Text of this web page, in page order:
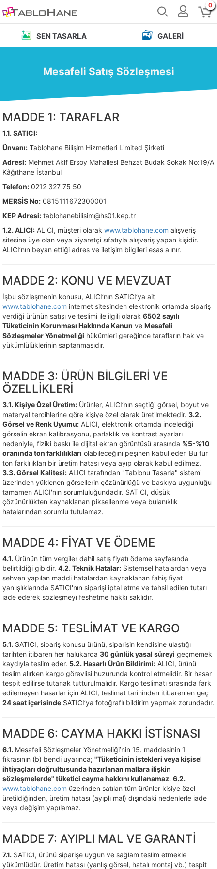
0
SEN TASARLA GALERI
Mesafeli Satış Sözleşmesi
MADDE 1: TARAFLAR
1.1. SATICI:
Ünvanı: Tablohane Bilişim Hizmetleri Limited Şirketi
Adresi: Mehmet Akif Ersoy Mahallesi Behzat Budak Sokak No:19/A
Kâğıthane İstanbul
Telefon: 0212 327 75 50
MERSİS No: 0815111672300001
KEP Adresi: tablohanebilisim@hs01.kep.tr
1.2. ALICI: ALICI, müşteri olarak www.tablohane.com alışveriş
sitesine üye olan veya ziyaretçi sıfatıyla alışveriş yapan kişidir.
ALICI’nın beyan ettiği adres ve iletişim bilgileri esas alınır.
MADDE 2: KONU VE MEVZUAT
İşbu sözleşmenin konusu, ALICI’nın SATICI’ya ait
www.tablohane.com internet sitesinden elektronik ortamda sipariş
verdiği ürünün satışı ve teslimi ile ilgili olarak 6502 sayılı
Tüketicinin Korunması Hakkında Kanun ve Mesafeli
Sözleşmeler Yönetmeliği hükümleri gereğince tarafların hak ve
yükümlülüklerinin saptanmasıdır.
MADDE 3: ÜRÜN BİLGİLERİ VE
ÖZELLİKLERİ
3.1. Kişiye Özel Üretim: Ürünler, ALICI’nın seçtiği görsel, boyut ve
materyal tercihlerine göre kişiye özel olarak üretilmektedir. 3.2.
Görsel ve Renk Uyumu: ALICI, elektronik ortamda incelediği
görselin ekran kalibrasyonu, parlaklık ve kontrast ayarları
nedeniyle, fiziki baskı ile dijital ekran görüntüsü arasında %5-%10
oranında ton farklılıkları olabileceğini peşinen kabul eder. Bu tür
ton farklılıkları bir üretim hatası veya ayıp olarak kabul edilmez.
3.3. Görsel Kalitesi: ALICI tarafından "Tablonu Tasarla" sistemi
üzerinden yüklenen görsellerin çözünürlüğü ve baskıya uygunluğu
tamamen ALICI'nın sorumluluğundadır. SATICI, düşük
çözünürlükten kaynaklanan piksellenme veya bulanıklık
hatalarından sorumlu tutulamaz.
MADDE 4: FİYAT VE ÖDEME
4.1. Ürünün tüm vergiler dahil satış fiyatı ödeme sayfasında
belirtildiği gibidir. 4.2. Teknik Hatalar: Sistemsel hatalardan veya
sehven yapılan maddi hatalardan kaynaklanan fahiş fiyat
yanlışlıklarında SATICI'nın siparişi iptal etme ve tahsil edilen tutarı
iade ederek sözleşmeyi feshetme hakkı saklıdır.
MADDE 5: TESLİMAT VE KARGO
5.1. SATICI, sipariş konusu ürünü, siparişin kendisine ulaştığı
tarihten itibaren her halükarda 30 günlük yasal süreyi geçmemek
kaydıyla teslim eder. 5.2. Hasarlı Ürün Bildirimi: ALICI, ürünü
teslim alırken kargo görevlisi huzurunda kontrol etmelidir. Bir hasar
tespit edilirse tutanak tutturulmalıdır. Kargo teslimatı sırasında fark
edilemeyen hasarlar için ALICI, teslimat tarihinden itibaren en geç
24 saat içerisinde SATICI’ya fotoğraflı bildirim yapmak zorundadır.
MADDE 6: CAYMA HAKKI İSTİSNASI
6.1. Mesafeli Sözleşmeler Yönetmeliği’nin 15. maddesinin 1.
fıkrasının (b) bendi uyarınca; "Tüketicinin istekleri veya kişisel
ihtiyaçları doğrultusunda hazırlanan mallara ilişkin
sözleşmelerde" tüketici cayma hakkını kullanamaz. 6.2.
www.tablohane.com üzerinden satılan tüm ürünler kişiye özel
üretildiğinden, üretim hatası (ayıplı mal) dışındaki nedenlerle iade
veya değişim yapılamaz.
MADDE 7: AYIPLI MAL VE GARANTİ
7.1. SATICI, ürünü siparişe uygun ve sağlam teslim etmekle
yükümlüdür. Üretim hatası (yanlış görsel, hatalı montaj vb.) tespit